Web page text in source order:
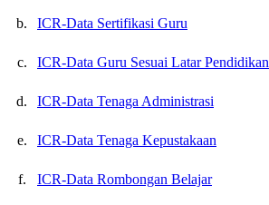
b. ICR-Data Sertifikasi Guru
c. ICR-Data Guru Sesuai Latar Pendidikan
d. ICR-Data Tenaga Administrasi
e. ICR-Data Tenaga Kepustakaan
f. ICR-Data Rombongan Belajar